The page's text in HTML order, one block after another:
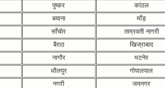
पुष्कर कांठल
बयाना माँड़
साँचोर ताम्रवती नागरी
बैराठ खिज्राबाद
नागौर भटनेर
धौलपुर गोपालपाल
नगरी जयनगर